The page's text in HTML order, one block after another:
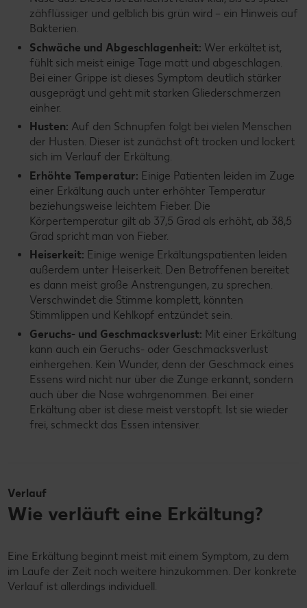
zähflüssiger und gelblich bis grün wird – ein Hinweis auf
Bakterien.
Schwäche und Abgeschlagenheit: Wer erkältet ist,
fühlt sich meist einige Tage matt und abgeschlagen.
Bei einer Grippe ist dieses Symptom deutlich stärker
ausgeprägt und geht mit starken Gliederschmerzen
einher.
Husten: Auf den Schnupfen folgt bei vielen Menschen
der Husten. Dieser ist zunächst oft trocken und lockert
sich im Verlauf der Erkältung.
Erhöhte Temperatur: Einige Patienten leiden im Zuge
einer Erkältung auch unter erhöhter Temperatur
beziehungsweise leichtem Fieber. Die
Körpertemperatur gilt ab 37,5 Grad als erhöht, ab 38,5
Grad spricht man von Fieber.
Heiserkeit: Einige wenige Erkältungspatienten leiden
außerdem unter Heiserkeit. Den Betroffenen bereitet
es dann meist große Anstrengungen, zu sprechen.
Verschwindet die Stimme komplett, könnten
Stimmlippen und Kehlkopf entzündet sein.
Geruchs- und Geschmacksverlust: Mit einer Erkältung
kann auch ein Geruchs- oder Geschmacksverlust
einhergehen. Kein Wunder, denn der Geschmack eines
Essens wird nicht nur über die Zunge erkannt, sondern
auch über die Nase wahrgenommen. Bei einer
Erkältung aber ist diese meist verstopft. Ist sie wieder
frei, schmeckt das Essen intensiver.
Verlauf
Wie verläuft eine Erkältung?
Eine Erkältung beginnt meist mit einem Symptom, zu dem
im Laufe der Zeit noch weitere hinzukommen. Der konkrete
Verlauf ist allerdings individuell.